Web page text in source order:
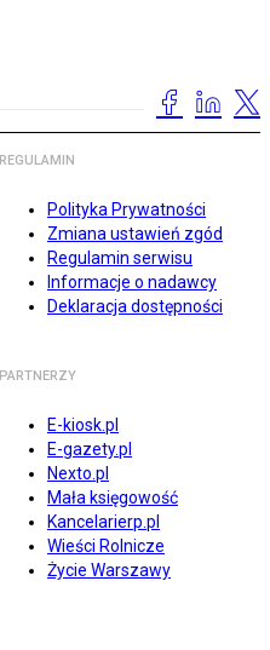
REGULAMIN
Polityka Prywatności
Zmiana ustawień zgód
Regulamin serwisu
Informacje o nadawcy
Deklaracja dostępności
PARTNERZY
E-kiosk.pl
E-gazety.pl
Nexto.pl
Mała księgowość
Kancelarierp.pl
Wieści Rolnicze
Życie Warszawy